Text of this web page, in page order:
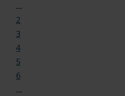
...
2
3
4
5
6
...